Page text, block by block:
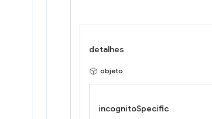
detalhes
objeto
incognitoSpecific